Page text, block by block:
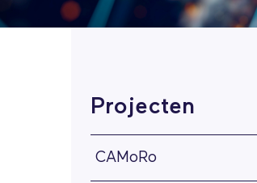
Projecten
CAMoRo